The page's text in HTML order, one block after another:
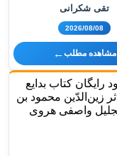
تقی شکرانی
2026/08/08
مشاهده مطلب ←